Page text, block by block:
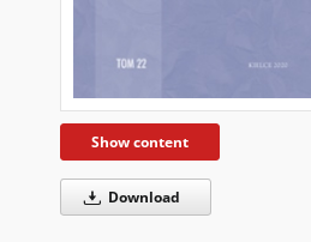
Show content
Download